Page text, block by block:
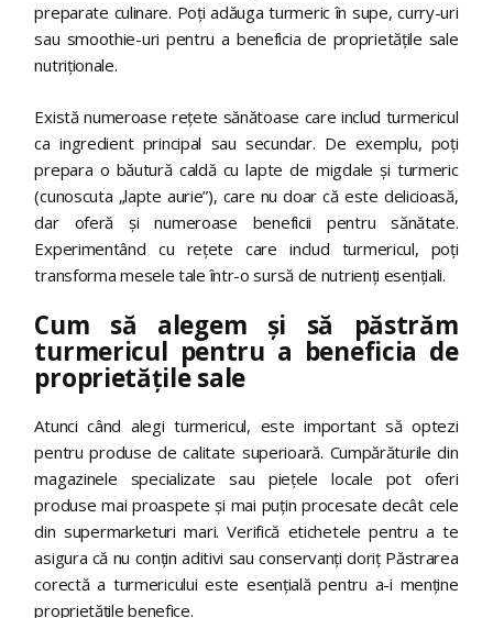
preparate culinare. Poți adăuga turmeric în supe, curry-uri
sau smoothie-uri pentru a beneficia de proprietățile sale
nutriționale.
Există numeroase rețete sănătoase care includ turmericul
ca ingredient principal sau secundar. De exemplu, poți
prepara o băutură caldă cu lapte de migdale și turmeric
(cunoscuta „lapte aurie”), care nu doar că este delicioasă,
dar oferă și numeroase beneficii pentru sănătate.
Experimentând cu rețete care includ turmericul, poți
transforma mesele tale într-o sursă de nutrienți esențiali.
Cum să alegem și să păstrăm
turmericul pentru a beneficia de
proprietățile sale
Atunci când alegi turmericul, este important să optezi
pentru produse de calitate superioară. Cumpărăturile din
magazinele specializate sau piețele locale pot oferi
produse mai proaspete și mai puțin procesate decât cele
din supermarketuri mari. Verifică etichetele pentru a te
asigura că nu conțin aditivi sau conservanți doriț Păstrarea
corectă a turmericului este esențială pentru a-i menține
proprietățile benefice.